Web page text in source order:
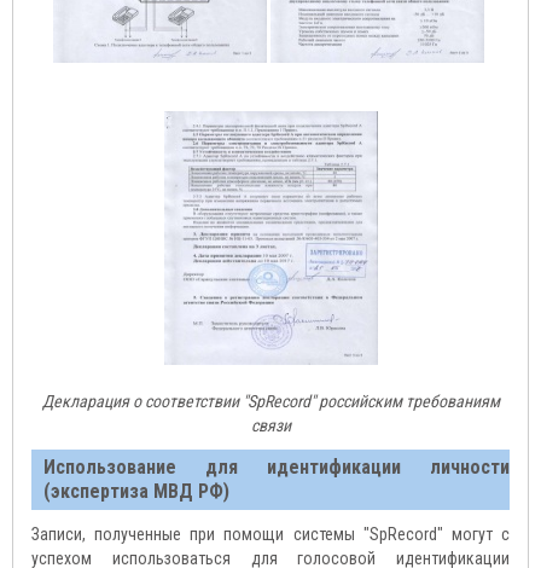
Декларация о соответствии "SpRecord" российским требованиям
связи
Использование для идентификации личности
(экспертиза МВД РФ)
Записи, полученные при помощи системы "SpRecord" могут с
успехом использоваться для голосовой идентификации